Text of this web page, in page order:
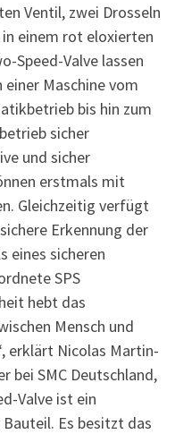
Ventil, zwei Drosseln
einem rot eloxierten
Speed-Valve lassen
Maschine vom
bis hin zum
sicher
und sicher
erstmals mit
Gleichzeitig verfügt
Erkennung der
eines sicheren
SPS
hebt das
Mensch und
erklärt Nicolas Martin-
bei SMC Deutschland,
Valve ist ein
Es besitzt das